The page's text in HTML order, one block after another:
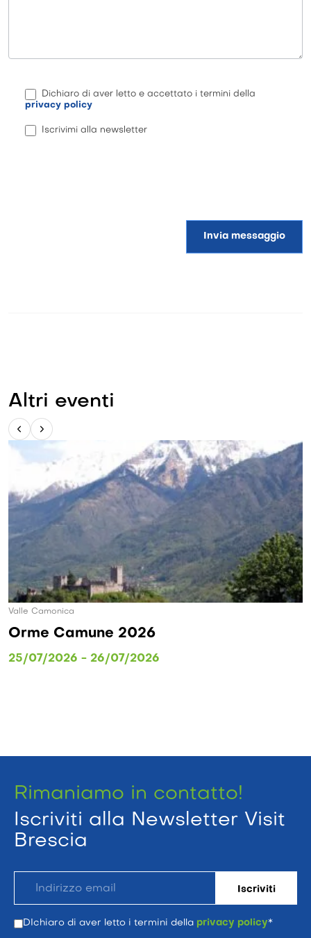
Dichiaro di aver letto e accettato i termini della
privacy policy
Iscrivimi alla newsletter
Invia messaggio
Altri eventi
Valle Camonica
Orme Camune 2026
25/07/2026 - 26/07/2026
Rimaniamo in contatto!
Iscriviti alla Newsletter Visit
Brescia
DIchiaro di aver letto i termini della privacy policy*